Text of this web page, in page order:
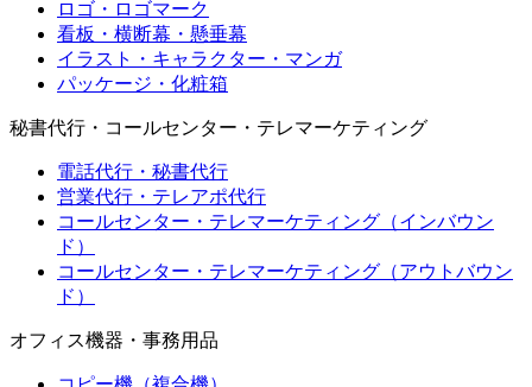
ロゴ・ロゴマーク
看板・横断幕・懸垂幕
イラスト・キャラクター・マンガ
パッケージ・化粧箱
秘書代行・コールセンター・テレマーケティング
電話代行・秘書代行
営業代行・テレアポ代行
コールセンター・テレマーケティング（インバウン
ド）
コールセンター・テレマーケティング（アウトバウン
ド）
オフィス機器・事務用品